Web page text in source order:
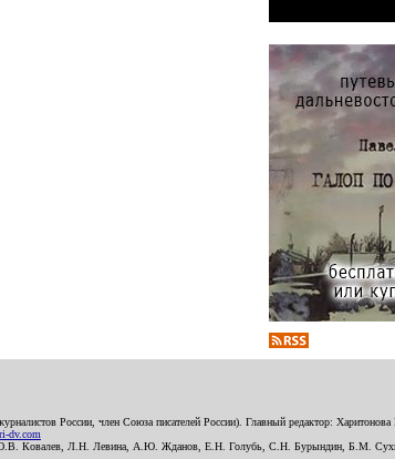
России, член Союза писателей России). Главный редактор:
dv.com
Ю.В. Ковалев, Л.Н. Левина, А.Ю. Жданов, Е.Н. Голубь, С.Н. Бурындин, Б.М.